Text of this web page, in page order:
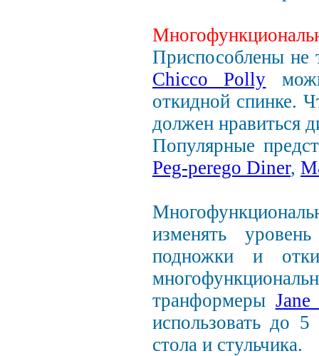
Приспособлены не
Chicco Polly
откидной спинке.
должен нравиться
Популярные
Peg-perego Diner,
изменять
подножки и
транформеры
использовать до
стола и стульчика.